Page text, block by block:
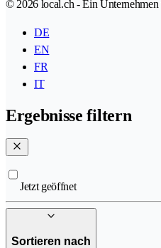
© 2026 local.ch - Ein Unternehmen
DE
EN
FR
IT
Ergebnisse filtern
Jetzt geöffnet
Sortieren nach